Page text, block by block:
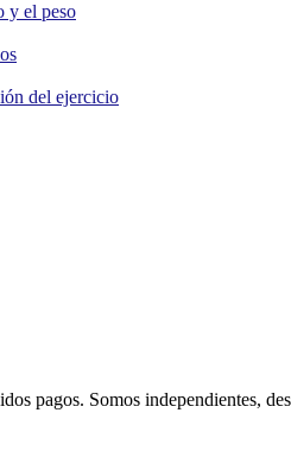
y el peso
del ejercicio
pagos. Somos independientes,